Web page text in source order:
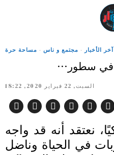
آخر الأخبار · مجتمع و ناس · مساحة حرة
في سطور…
السبت, 22 فبراير 2020, 18:22
نعتقد أنه قد واجه
في الحياة وناضل